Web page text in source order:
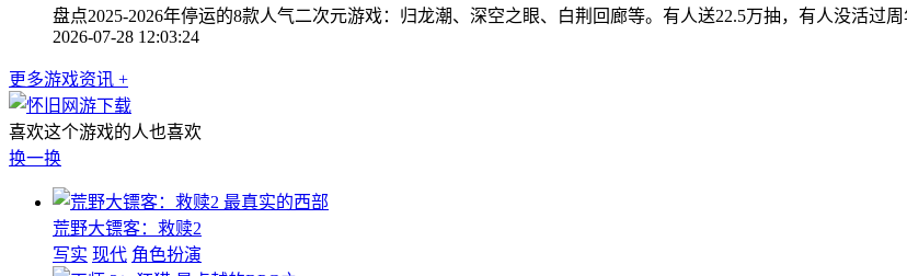
盘点2025-2026年停运的8款人气二次元游戏：归龙潮、深空之眼、白荆回廊等。有人送22.5万抽，有人没活过
2026-07-28 12:03:24
更多游戏资讯 +
喜欢这个游戏的人也喜欢
换一换
最真实的西部
荒野大镖客：救赎2
写实 现代 角色扮演